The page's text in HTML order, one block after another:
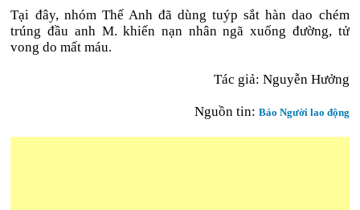
Tại đây, nhóm Thế Anh đã dùng tuýp sắt hàn dao chém
trúng đầu anh M. khiến nạn nhân ngã xuống đường, tử
vong do mất máu.
Tác giả: Nguyễn Hưởng
Nguồn tin: Báo Người lao động